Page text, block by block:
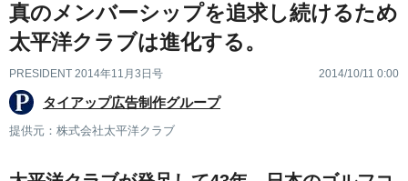
真のメンバーシップを追求し続けるため
太平洋クラブは進化する。
PRESIDENT 2014年11月3日号 2014/10/11 0:00
タイアップ広告制作グループ
提供元：株式会社太平洋クラブ